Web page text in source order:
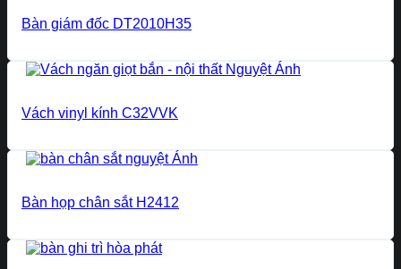
Bàn giám đốc DT2010H35
Vách vinyl kính C32VVK
Bàn họp chân sắt H2412